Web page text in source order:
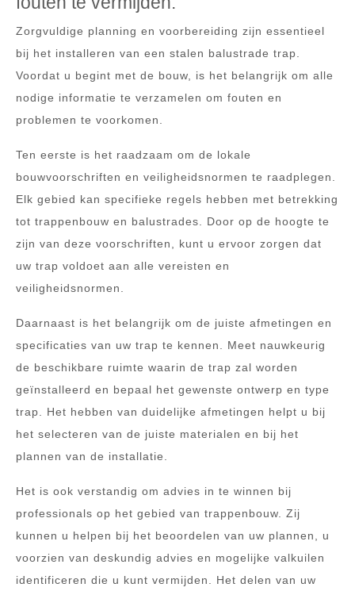
Zorgvuldige planning en voorbereiding zijn essentieel
bij het installeren van een stalen balustrade trap.
Voordat u begint met de bouw, is het belangrijk om alle
nodige informatie te verzamelen om fouten en
problemen te voorkomen.
Ten eerste is het raadzaam om de lokale
bouwvoorschriften en veiligheidsnormen te raadplegen.
Elk gebied kan specifieke regels hebben met betrekking
tot trappenbouw en balustrades. Door op de hoogte te
zijn van deze voorschriften, kunt u ervoor zorgen dat
uw trap voldoet aan alle vereisten en
veiligheidsnormen.
Daarnaast is het belangrijk om de juiste afmetingen en
specificaties van uw trap te kennen. Meet nauwkeurig
de beschikbare ruimte waarin de trap zal worden
geïnstalleerd en bepaal het gewenste ontwerp en type
trap. Het hebben van duidelijke afmetingen helpt u bij
het selecteren van de juiste materialen en bij het
plannen van de installatie.
Het is ook verstandig om advies in te winnen bij
professionals op het gebied van trappenbouw. Zij
kunnen u helpen bij het beoordelen van uw plannen, u
voorzien van deskundig advies en mogelijke valkuilen
identificeren die u kunt vermijden. Het delen van uw